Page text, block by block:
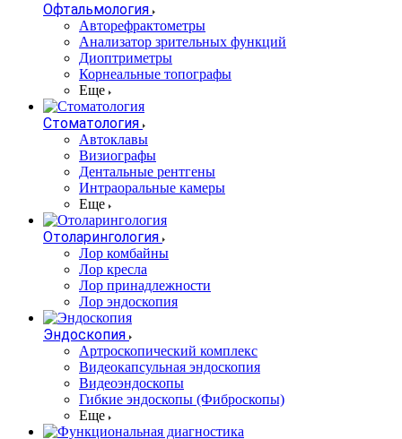
Офтальмология
Авторефрактометры
Анализатор зрительных функций
Диоптриметры
Корнеальные топографы
Еще
Стоматология
Автоклавы
Визиографы
Дентальные рентгены
Интраоральные камеры
Еще
Отоларингология
Лор комбайны
Лор кресла
Лор принадлежности
Лор эндоскопия
Эндоскопия
Артроскопический комплекс
Видеокапсульная эндоскопия
Видеоэндоскопы
Гибкие эндоскопы (Фиброcкопы)
Еще